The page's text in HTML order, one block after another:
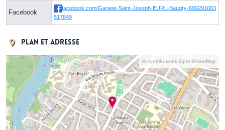
Facebook
facebook.com/Garage-Saint-Joseph-EURL-Baudry-699291663
517849
Plan et adresse
© contributeurs OpenStreetMap